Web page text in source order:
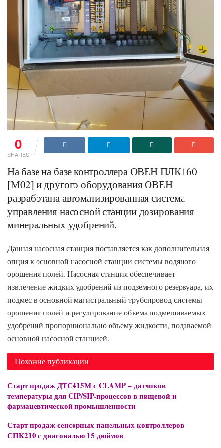
0
SHARES
На базе на базе контроллера ОВЕН ПЛК160
[М02] и другого оборудования ОВЕН
разработана автоматизированная система
управления насосной станции дозирования
минеральных удобрений.
Данная насосная станция поставляется как дополнительная
опция к основной насосной станции системы водяного
орошения полей. Насосная станция обеспечивает
извлечение жидких удобрений из подземного резервуара, их
подмес в основной магистральный трубопровод системы
орошения полей и регулирование объема подмешиваемых
удобрений пропорционально объему жидкости, подаваемой
основной насосной станцией.
Похожие публикации
Старт продаж ДТС415М с CLAMP – датчиков
температуры для CIP/SIP-процессов в пищевой и
фармацевтической промышленности
Старт продаж сенсорных панельных контроллеров
СПК210 с диагональю 15 дюймов